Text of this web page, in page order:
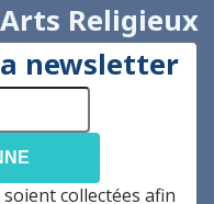
Religieux
newsletter
soient collectées afin